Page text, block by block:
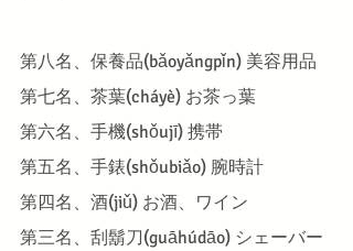
第八名、保養品(bǎoyǎngpǐn) 美容用品
第七名、茶葉(cháyè) お茶っ葉
第六名、手機(shǒujī) 携帯
第五名、手錶(shǒubiǎo) 腕時計
第四名、酒(jiǔ) お酒、ワイン
第三名、刮鬍刀(guāhúdāo) シェーバー